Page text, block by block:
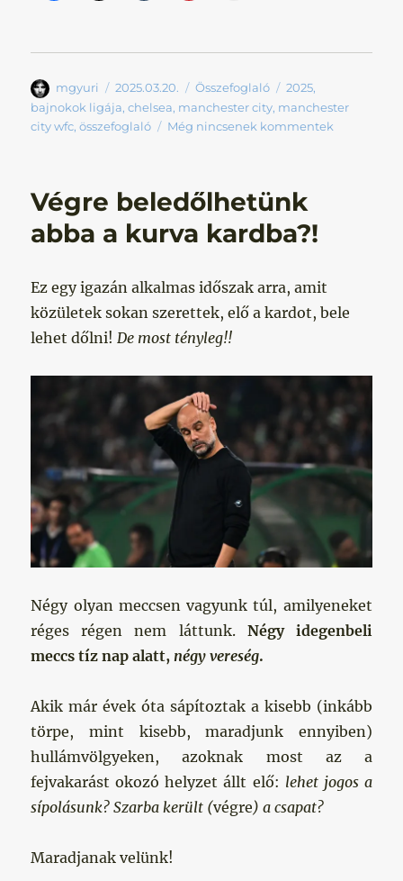
Szerző
mgyuri Közzétéve
2025.03.20. Kategória
Összefoglaló Címke
2025,
bajnokok ligája,chelsea, manchester city, manchester
city wfc,összefoglaló Még nincsenek kommentek
Végre beledőlhetünk
abba a kurva kardba?!
Ez egy igazán alkalmas időszak arra, amit
közületek sokan szerettek, elő a kardot, bele
lehet dőlni! De most tényleg!!
Négy olyan meccsen vagyunk túl, amilyeneket
réges régen nem láttunk. Négy idegenbeli
meccs tíz nap alatt, négy vereség.
Akik már évek óta sápítoztak a kisebb (inkább
törpe, mint kisebb, maradjunk ennyiben)
hullámvölgyeken, azoknak most az a
fejvakarást okozó helyzet állt elő: lehet jogos a
sípolásunk? Szarba került (végre) a csapat?
Maradjanak velünk!